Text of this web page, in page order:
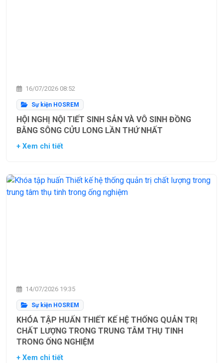
16/07/2026 08:52
Sự kiện HOSREM
HỘI NGHỊ NỘI TIẾT SINH SẢN VÀ VÔ SINH ĐỒNG
BẰNG SÔNG CỬU LONG LẦN THỨ NHẤT
+ Xem chi tiết
14/07/2026 19:35
Sự kiện HOSREM
KHÓA TẬP HUẤN THIẾT KẾ HỆ THỐNG QUẢN TRỊ
CHẤT LƯỢNG TRONG TRUNG TÂM THỤ TINH
TRONG ỐNG NGHIỆM
+ Xem chi tiết